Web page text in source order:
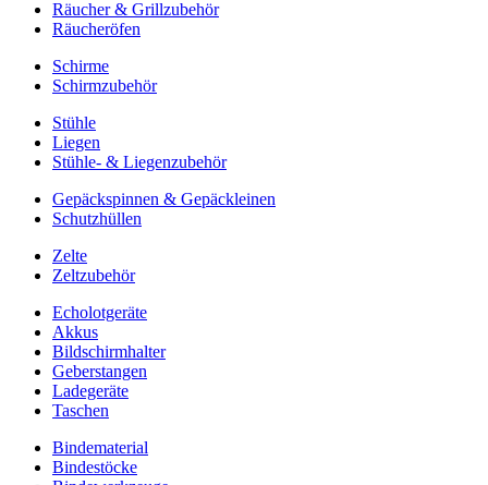
Räucher & Grillzubehör
Räucheröfen
Schirme
Schirmzubehör
Stühle
Liegen
Stühle- & Liegenzubehör
Gepäckspinnen & Gepäckleinen
Schutzhüllen
Zelte
Zeltzubehör
Echolotgeräte
Akkus
Bildschirmhalter
Geberstangen
Ladegeräte
Taschen
Bindematerial
Bindestöcke